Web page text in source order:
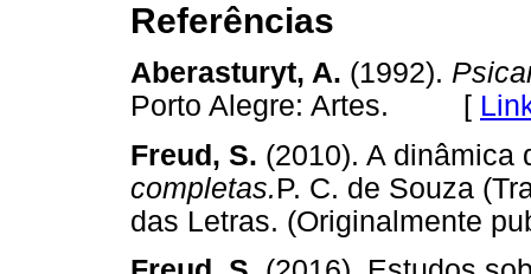
Referências
Aberasturyt, A. (1992).
Porto Alegre: Artes. [
Freud, S. (2010). A dinâmica
completas.P. C. de Souza
das Letras.